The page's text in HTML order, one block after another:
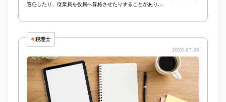
選任したり、従業員を役員へ昇格させたりすることがあり...
税理士
2026.07.30